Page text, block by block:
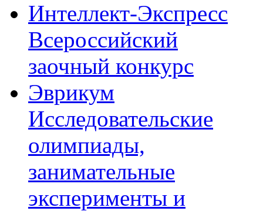
Интеллект-Экспресс
Всероссийский
заочный конкурс
Эврикум
Исследовательские
олимпиады,
занимательные
эксперименты и